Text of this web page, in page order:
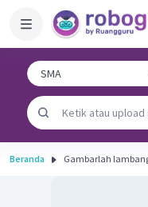
Beranda Gambarlah